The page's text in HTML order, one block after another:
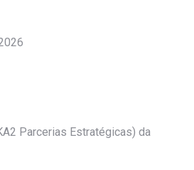
Parcerias Estratégicas) da